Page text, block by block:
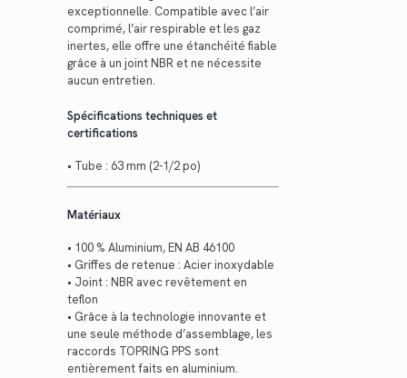
exceptionnelle. Compatible avec l’air
comprimé, l’air respirable et les gaz
inertes, elle offre une étanchéité fiable
grâce à un joint NBR et ne nécessite
aucun entretien.
Spécifications techniques et
certifications
• Tube : 63 mm (2-1/2 po)
Matériaux
• 100 % Aluminium, EN AB 46100
• Griffes de retenue : Acier inoxydable
• Joint : NBR avec revêtement en
teflon
• Grâce à la technologie innovante et
une seule méthode d’assemblage, les
raccords TOPRING PPS sont
entièrement faits en aluminium.